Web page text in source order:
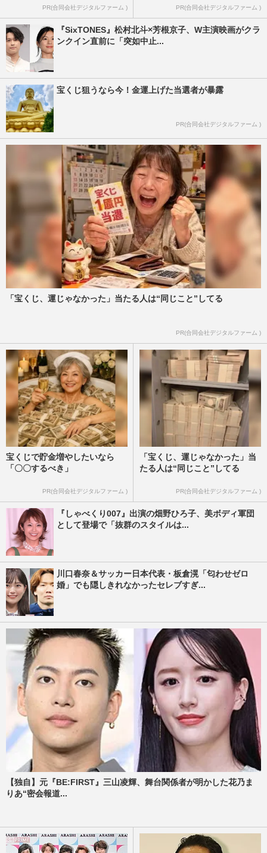
PR(合同会社デジタルファーム ) PR(合同会社デジタルファーム )
『SixTONES』松村北斗×芳根京子、W主演映画がクラ
ンクイン直前に「突如中止...
宝くじ狙うなら今！金運上げた当選者が暴露
PR(合同会社デジタルファーム )
「宝くじ、運じゃなかった」当たる人は“同じこと”してる
PR(合同会社デジタルファーム )
宝くじで貯金増やしたいなら
「〇〇するべき」
PR(合同会社デジタルファーム )
「宝くじ、運じゃなかった」当
たる人は“同じこと”してる
PR(合同会社デジタルファーム )
『しゃべくり007』出演の畑野ひろ子、美ボディ軍団
として登場で「抜群のスタイルは...
川口春奈＆サッカー日本代表・板倉滉「匂わせゼロ
婚」でも隠しきれなかったセレブすぎ...
【独自】元『BE:FIRST』三山凌輝、舞台関係者が明かした花乃ま
りあ“密会報道...